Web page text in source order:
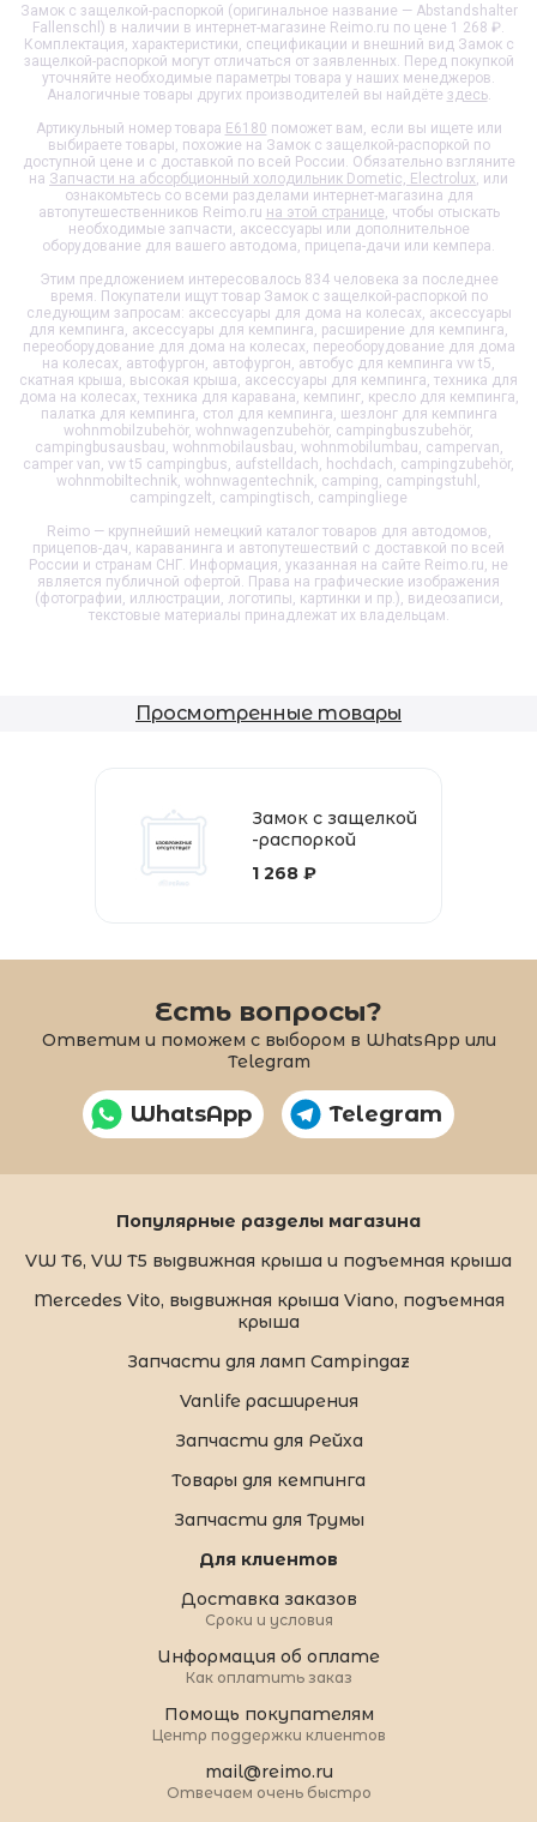
Замок с защелкой-распоркой (оригинальное название — Abstandshalter
Fallenschl) в наличии в интернет-магазине Reimo.ru по цене 1 268 ₽.
Комплектация, характеристики, спецификации и внешний вид Замок с
защелкой-распоркой могут отличаться от заявленных. Перед покупкой
уточняйте необходимые параметры товара у наших менеджеров.
Аналогичные товары других производителей вы найдёте здесь.
Артикульный номер товара E6180 поможет вам, если вы ищете или
выбираете товары, похожие на Замок с защелкой-распоркой по
доступной цене и с доставкой по всей России. Обязательно взгляните
на Запчасти на абсорбционный холодильник Dometic, Electrolux , или
ознакомьтесь со всеми разделами интернет-магазина для
автопутешественников Reimo.ru на этой странице , чтобы отыскать
необходимые запчасти, аксессуары или дополнительное
оборудование для вашего автодома, прицепа-дачи или кемпера.
Этим предложением интересовалось 834 человека за последнее
время. Покупатели ищут товар Замок с защелкой-распоркой по
следующим запросам: аксессуары для дома на колесах, аксессуары
для кемпинга, аксессуары для кемпинга, расширение для кемпинга,
переоборудование для дома на колесах, переоборудование для дома
на колесах, автофургон, автофургон, автобус для кемпинга vw t5,
скатная крыша, высокая крыша, аксессуары для кемпинга, техника для
дома на колесах, техника для каравана, кемпинг, кресло для кемпинга,
палатка для кемпинга, стол для кемпинга, шезлонг для кемпинга
wohnmobilzubehör, wohnwagenzubehör, campingbuszubehör,
campingbusausbau, wohnmobilausbau, wohnmobilumbau, campervan,
camper van, vw t5 campingbus, aufstelldach, hochdach, campingzubehör,
wohnmobiltechnik, wohnwagentechnik, camping, campingstuhl,
campingzelt, campingtisch, campingliege
Reimo — крупнейший немецкий каталог товаров для автодомов,
прицепов-дач, караванинга и автопутешествий с доставкой по всей
России и странам СНГ. Информация, указанная на сайте Reimo.ru, не
является публичной офертой. Права на графические изображения
(фотографии, иллюстрации, логотипы, картинки и пр.), видеозаписи,
текстовые материалы принадлежат их владельцам.
Просмотренные товары
Замок с защелкой
-распоркой
1 268 ₽
Есть вопросы?
Ответим и поможем с выбором в WhatsApp или
Telegram
WhatsApp Telegram
Популярные разделы магазина
VW T6, VW T5 выдвижная крыша и подъемная крыша
Mercedes Vito, выдвижная крыша Viano, подъемная
крыша
Запчасти для ламп Campingaz
Vanlife расширения
Запчасти для Рейха
Товары для кемпинга
Запчасти для Трумы
Для клиентов
Доставка заказов
Сроки и условия
Информация об оплате
Как оплатить заказ
Помощь покупателям
Центр поддержки клиентов
mail@reimo.ru
Отвечаем очень быстро